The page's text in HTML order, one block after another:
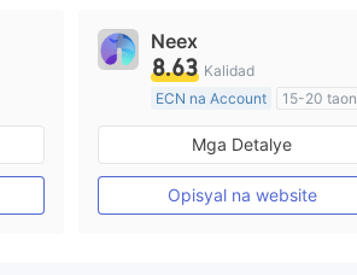
Neex
8.63 Kalidad
ECN na Account
15-20 taon
Kinokontrol sa Australia
Paggawa ng Market (MM)
Pangunahing label na MT4
Mga Detalye
Opisyal na website